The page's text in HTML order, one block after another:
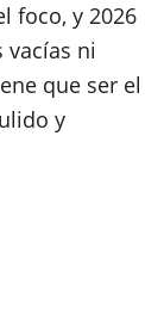
foco, y 2026
ni
que ser el
y